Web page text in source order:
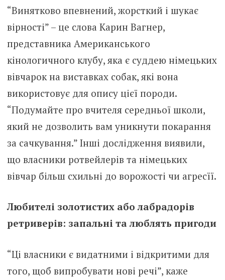
“Винятково впевнений, жорсткий і шукає
вірності” – це слова Карин Вагнер,
представника Американського
кінологичного клубу, яка є суддею німецьких
вівчарок на виставках собак, які вона
використовує для опису цієї породи.
“Подумайте про вчителя середньої школи,
який не дозволить вам уникнути покарання
за сачкування.” Інші дослідження виявили,
що власники ротвейлерів та німецьких
вівчар більш схильні до ворожості чи агресїї.
Любителі золотистих або лабрадорів
ретриверів: запальні та люблять пригоди
“Ці власники є видатними і відкритими для
того, щоб випробувати нові речі”, каже